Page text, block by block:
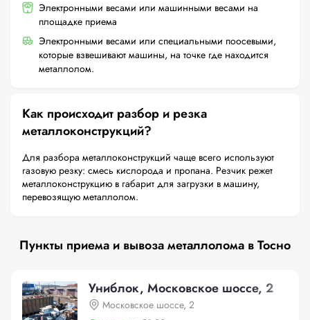
Электронными весами или машинными весами на
площадке приема
Электронными весами или специальными поосевыми,
которые взвешивают машины, на точке где находится
металлолом.
Как происходит разбор и резка
металлоконструкций?
Для разбора металлоконструкций чаще всего используют
газовую резку: смесь кислорода и пропана. Резчик режет
металлоконструкцию в габарит для загрузки в машину,
перевозящую металлолом.
Пункты приема и вывоза металлолома в Тосно
Униблок, Московское шоссе, 2
Московское шоссе, 2